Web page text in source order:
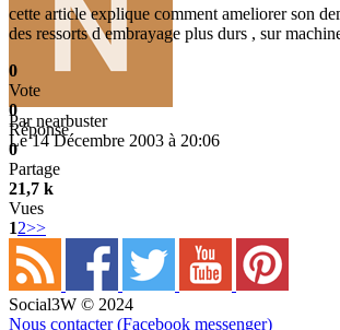
Parnearbuster
Le 14 Décembre 2003 à 20:06
cette article explique comment ameliorer son
des ressorts d embrayage plus durs , sur
0
Vote
0
Réponse
0
Partage
21,7 k
Vues
12>>
Social3W © 2024
Nous contacter (Facebook messenger)